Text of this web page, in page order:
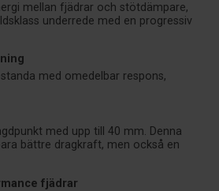
mellan fjädrar och stötdämpare,
underrede med en progressiv
med omedelbar respons,
med upp till 40 mm. Denna
bättre dragkraft, men också en
fjädrar